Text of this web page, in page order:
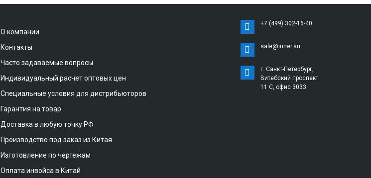
О компании
Контакты
Часто задаваемые вопросы
Индивидуальный расчет оптовых цен
Специальные условия для дистрибьюторов
Гарантия на товар
Доставка в любую точку РФ
Производство под заказ из Китая
Изготовление по чертежам
Оплата инвойса в Китай
+7 (499) 302-16-40
sale@inner.su
г. Санкт-Петербург,
Витебский проспект
11 С, офис 3033